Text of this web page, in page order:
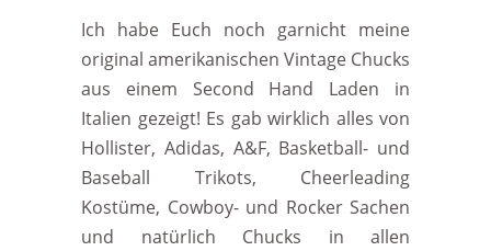
Ich habe Euch noch garnicht meine
original amerikanischen Vintage Chucks
aus einem Second Hand Laden in
Italien gezeigt! Es gab wirklich alles von
Hollister, Adidas, A&F, Basketball- und
Baseball Trikots, Cheerleading
Kostüme, Cowboy- und Rocker Sachen
und natürlich Chucks in allen